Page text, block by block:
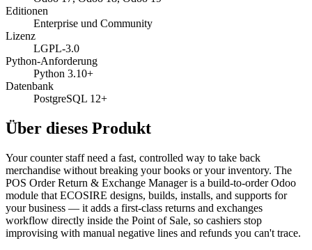
Editionen
Enterprise und Community
Lizenz
LGPL-3.0
Python-Anforderung
Python 3.10+
Datenbank
PostgreSQL 12+
Über dieses Produkt
Your counter staff need a fast, controlled way to take back
merchandise without breaking your books or your inventory. The
POS Order Return & Exchange Manager is a build-to-order Odoo
module that ECOSIRE designs, builds, installs, and supports for
your business — it adds a first-class returns and exchanges
workflow directly inside the Point of Sale, so cashiers stop
improvising with manual negative lines and refunds you can't trace.